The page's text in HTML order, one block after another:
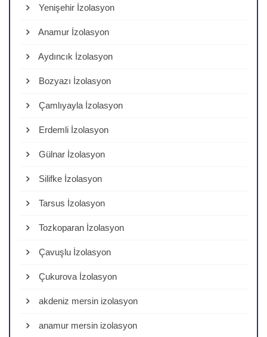
Yenişehir İzolasyon
Anamur İzolasyon
Aydıncık İzolasyon
Bozyazı İzolasyon
Çamlıyayla İzolasyon
Erdemli İzolasyon
Gülnar İzolasyon
Silifke İzolasyon
Tarsus İzolasyon
Tozkoparan İzolasyon
Çavuşlu İzolasyon
Çukurova İzolasyon
akdeniz mersin izolasyon
anamur mersin izolasyon